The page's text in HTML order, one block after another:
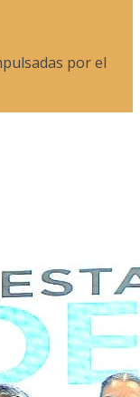
por el